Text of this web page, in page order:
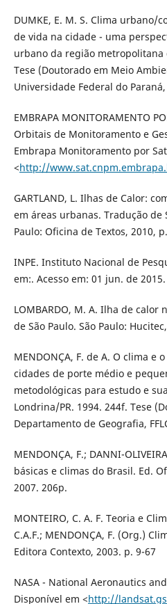
DUMKE, E. M. S. Clima urbano/
de vida na cidade - uma
urbano da região metropolitana
Tese (Doutorado em Meio
Universidade Federal do
EMBRAPA MONITORAMENTO
Orbitais de Monitoramento e
Embrapa Monitoramento por
<http://
GARTLAND, L. Ilhas de Calor:
em áreas urbanas. Tradução de
Paulo: Oficina de Textos, 2010,
INPE. Instituto Nacional de
em:. Acesso em: 01 jun. de 2015.
LOMBARDO, M. A. Ilha de calor
de São Paulo. São Paulo:
MENDONÇA, F. de A. O clima e
cidades de porte médio e
metodológicas para estudo e
Londrina/PR. 1994. 244f. Tese
Departamento de Geografia,
MENDONÇA, F.; DANNI-
básicas e climas do Brasil. Ed.
2007. 206p.
MONTEIRO, C. A. F. Teoria e
C.A.F.; MENDONÇA, F. (Org.)
Editora Contexto, 2003. p. 9-67
NASA - National Aeronautics
Disponível em <http://